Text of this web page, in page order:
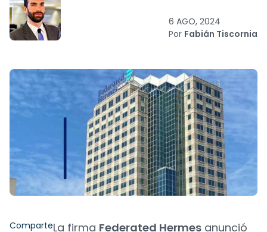
6 AGO, 2024
Por Fabián Tiscornia
ComparteLa firma Federated Hermes anunció